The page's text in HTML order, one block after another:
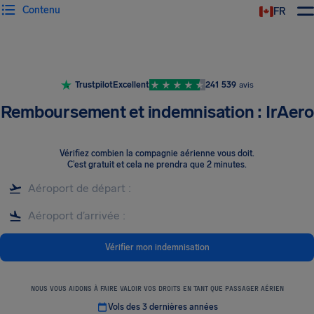
FR
Contenu
TrustpilotExcellent 241 539 avis
Remboursement et indemnisation : IrAero
Vérifiez combien la compagnie aérienne vous doit.
C’est gratuit et cela ne prendra que 2 minutes.
Vérifier mon indemnisation
NOUS VOUS AIDONS À FAIRE VALOIR VOS DROITS EN TANT QUE PASSAGER AÉRIEN
Vols des 3 dernières années